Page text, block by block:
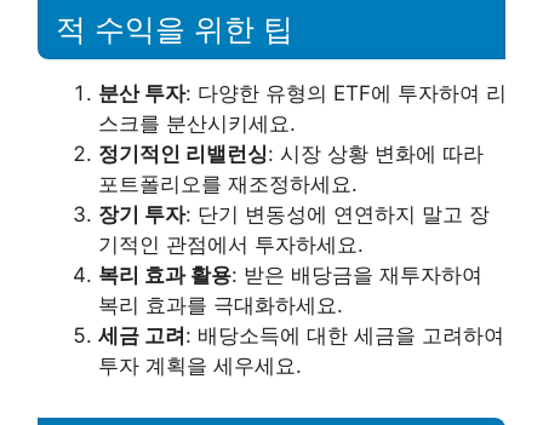
적 수익을 위한 팁
분산 투자: 다양한 유형의 ETF에 투자하여 리
스크를 분산시키세요.
정기적인 리밸런싱: 시장 상황 변화에 따라
포트폴리오를 재조정하세요.
장기 투자: 단기 변동성에 연연하지 말고 장
기적인 관점에서 투자하세요.
복리 효과 활용: 받은 배당금을 재투자하여
복리 효과를 극대화하세요.
세금 고려 : 배당소득에 대한 세금을 고려하여
투자 계획을 세우세요.